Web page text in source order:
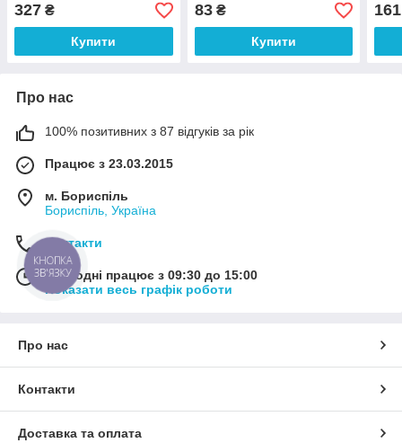
327 ₴
Купити
83₴
Купити
161
Про нас
100% позитивних з 87 відгуків за рік
Працює з 23.03.2015
м. Бориспіль
Бориспіль, Україна
Контакти
Сьогодні працює з 09:30 до 15:00
Показати весь графік роботи
Про нас
Контакти
Доставка та оплата
КНОПКА
ЗВ'ЯЗКУ